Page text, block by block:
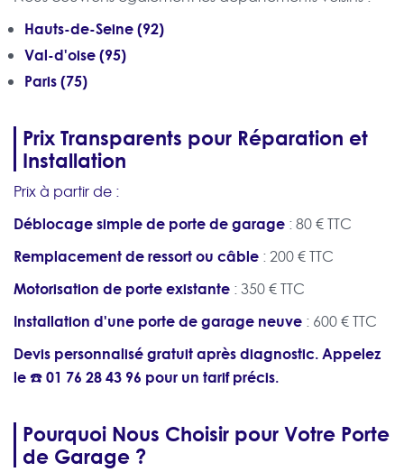
Hauts-de-Seine (92)
Val-d'oise (95)
Paris (75)
Prix Transparents pour Réparation et
Installation
Prix à partir de :
Déblocage simple de porte de garage : 80 € TTC
Remplacement de ressort ou câble : 200 € TTC
Motorisation de porte existante : 350 € TTC
Installation d'une porte de garage neuve : 600 € TTC
Devis personnalisé gratuit après diagnostic. Appelez
le ☎️01 76 28 43 96 pour un tarif précis.
Pourquoi Nous Choisir pour Votre Porte
de Garage ?